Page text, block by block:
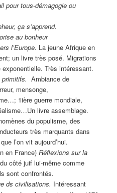
pour tous-démagogie ou
ça s’apprend.
au bonheur
l’Europe. La jeune Afrique en
un livre très posé. Migrations
Très intéressant.
Ambiance de
mensonge,
1ière guerre mondiale,
livre assemblage.
du populisme, des
très marquants dans
l’on vit aujourd’hui.
en France) Réflexions sur la
côté juif lui-même comme
sont confrontés.
ds civilisations. Intéressant